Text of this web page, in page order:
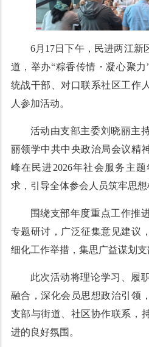
6月17日下午，民进两江新
道，举办“粽香传情・凝心聚
统战干部、对口联系社区工作
人参加活动。
活动由支部主委刘晓丽主
丽领学中共中央政治局会议精
峰在民进2026年社会服务主
求，引导全体参会人员筑牢思想
围绕支部年度重点工作推
专题研讨，广泛征集意见建议
细化工作举措，集思广益谋划支
此次活动将理论学习、履
融合，深化会员思想政治引领
支部与街道、社区协作联系，
进的良好氛围。